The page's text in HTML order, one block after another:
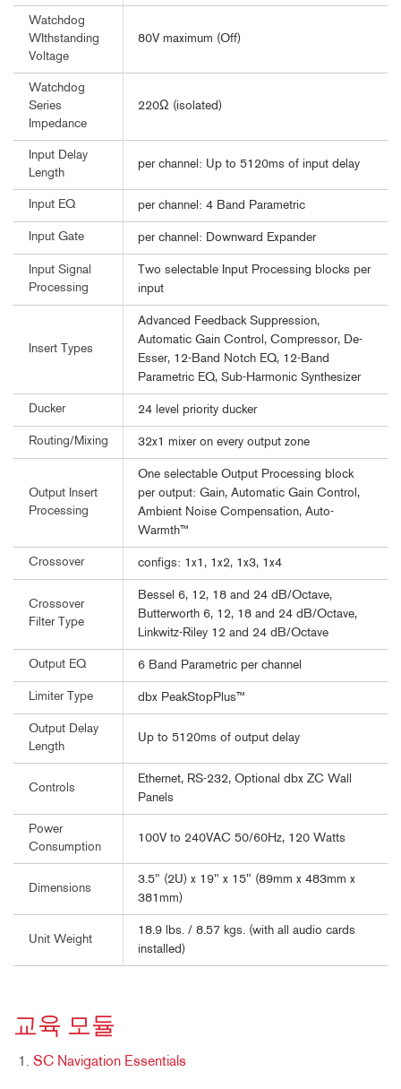
Watchdog
WIthstanding
Voltage
80V maximum (Off)
Watchdog
Series
Impedance
220Ω (isolated)
Input Delay
Length
per channel: Up to 5120ms of input delay
Input EQ per channel: 4 Band Parametric
Input Gate per channel: Downward Expander
Input Signal
Processing
Two selectable Input Processing blocks per
input
Insert Types
Advanced Feedback Suppression,
Automatic Gain Control, Compressor, De-
Esser, 12-Band Notch EQ, 12-Band
Parametric EQ, Sub-Harmonic Synthesizer
Ducker 24 level priority ducker
Routing/Mixing 32x1 mixer on every output zone
Output Insert
Processing
One selectable Output Processing block
per output: Gain, Automatic Gain Control,
Ambient Noise Compensation, Auto-
Warmth™
Crossover configs: 1x1, 1x2, 1x3, 1x4
Crossover
Filter Type
Bessel 6, 12, 18 and 24 dB/Octave,
Butterworth 6, 12, 18 and 24 dB/Octave,
Linkwitz-Riley 12 and 24 dB/Octave
Output EQ 6 Band Parametric per channel
Limiter Type dbx PeakStopPlus™
Output Delay
Length
Up to 5120ms of output delay
Controls
Ethernet, RS-232, Optional dbx ZC Wall
Panels
Power
Consumption
100V to 240VAC 50/60Hz, 120 Watts
Dimensions
3.5" (2U) x 19" x 15" (89mm x 483mm x
381mm)
Unit Weight
18.9 lbs. / 8.57 kgs. (with all audio cards
installed)
교육 모듈
SC Navigation Essentials